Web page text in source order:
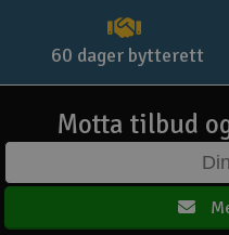
60 dager bytterett
Motta tilbud